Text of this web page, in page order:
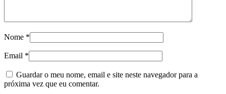
Nome *
Email *
Guardar o meu nome, email e site neste navegador para a
próxima vez que eu comentar.